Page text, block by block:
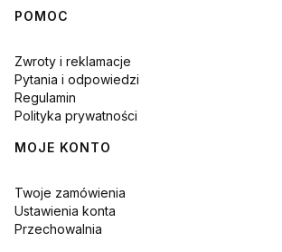
Linki w stopce
POMOC
Zwroty i reklamacje
Pytania i odpowiedzi
Regulamin
Polityka prywatności
MOJE KONTO
Twoje zamówienia
Ustawienia konta
Przechowalnia